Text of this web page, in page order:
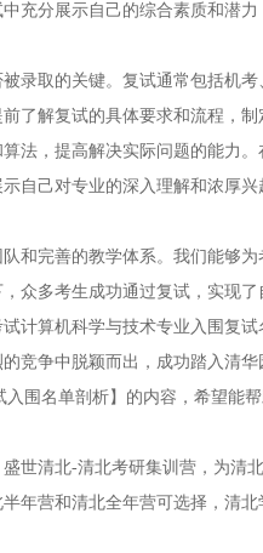
充分展示自己的综合素质和潜力
录取的关键。复试通常包括机
了解复试的具体要求和流程，制
法，提高解决实际问题的能力
自己对专业的深入理解和浓厚
和完善的教学体系。我们能够
众多考生成功通过复试，实现了
计算机科学与技术专业入围复
竞争中脱颖而出，成功踏入清华
围名单剖析】的内容，希望能
世清北-清北考研集训营，为清
年营和清北全年营可选择，清